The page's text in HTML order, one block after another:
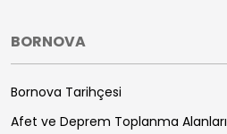
BORNOVA
Bornova Tarihçesi
Afet ve Deprem Toplanma Alanları